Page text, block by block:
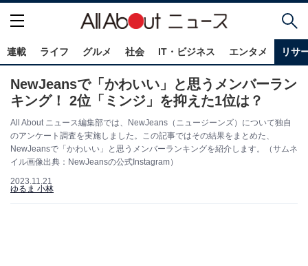
連載 ライフ グルメ 社会 IT・ビジネス エンタメ リサ
NewJeansで「かわいい」と思うメンバーラン
キング！ 2位「ミンジ」を抑えた1位は？
All About ニュース編集部では、NewJeans（ニュージーンズ）について独自
のアンケート調査を実施しました。この記事ではその結果をまとめた、
NewJeansで「かわいい」と思うメンバーランキングを紹介します。（サムネ
イル画像出典：NewJeansの公式Instagram）
2023.11.21
ゆるま 小林